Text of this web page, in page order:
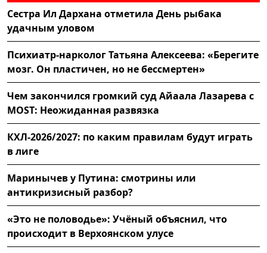
Сестра Ил Дархана отметила День рыбака
удачным уловом
Психиатр-нарколог Татьяна Алексеева: «Берегите
мозг. Он пластичен, но не бессмертен»
Чем закончился громкий суд Айаала Лазарева с
MOST: Неожиданная развязка
КХЛ-2026/2027: по каким правилам будут играть
в лиге
Маринычев у Путина: смотрины или
антикризисный разбор?
«Это не половодье»: Учёный объяснил, что
происходит в Верхоянском улусе